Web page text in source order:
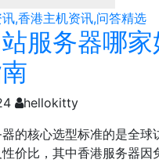
,香港主机资讯,问答精选
服务器哪
hellokitty
的核心选型标准的是全球
价比，其中香港服务器因